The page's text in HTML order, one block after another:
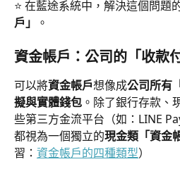
⭐️ 在藍途系統中，解決這個問題
戶」
。
資金帳戶：公司的「收款
可以將資金帳戶想像成公司所有
擬與實體錢包 。除了銀行存款、
些第三方金流平台（如：LINE
都視為一個獨立的現金類「資金
習： 資金帳戶的四種類型）